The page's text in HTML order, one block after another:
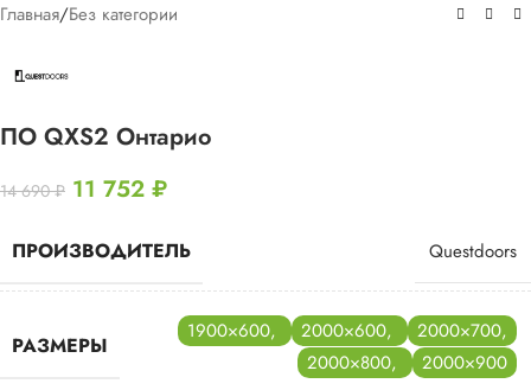
Главная/Без категории
ПО QXS2 Онтарио
14 690₽ 11 752 ₽
ПРОИЗВОДИТЕЛЬ Questdoors
РАЗМЕРЫ
1900×600, 2000×600, 2000×700,
2000×800, 2000×900